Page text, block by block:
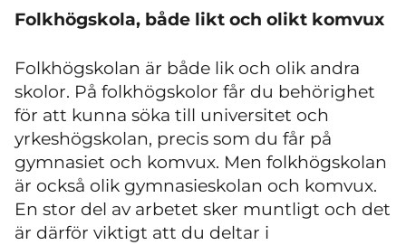
Folkhögskola, både likt och olikt komvux
Folkhögskolan är både lik och olik andra
skolor. På folkhögskolor får du behörighet
för att kunna söka till universitet och
yrkeshögskolan, precis som du får på
gymnasiet och komvux. Men folkhögskolan
är också olik gymnasieskolan och komvux.
En stor del av arbetet sker muntligt och det
är därför viktigt att du deltar i